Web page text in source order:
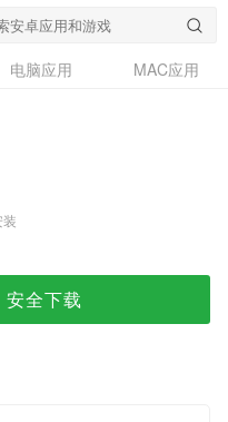
电脑应用
MAC应用
安全下载